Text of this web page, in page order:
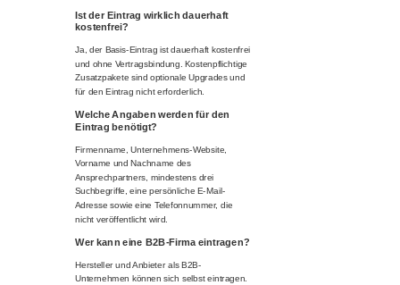
Ist der Eintrag wirklich dauerhaft
kostenfrei?
Ja, der Basis-Eintrag ist dauerhaft kostenfrei
und ohne Vertragsbindung. Kostenpflichtige
Zusatzpakete sind optionale Upgrades und
für den Eintrag nicht erforderlich.
Welche Angaben werden für den
Eintrag benötigt?
Firmenname, Unternehmens-Website,
Vorname und Nachname des
Ansprechpartners, mindestens drei
Suchbegriffe, eine persönliche E-Mail-
Adresse sowie eine Telefonnummer, die
nicht veröffentlicht wird.
Wer kann eine B2B-Firma eintragen?
Hersteller und Anbieter als B2B-
Unternehmen können sich selbst eintragen.